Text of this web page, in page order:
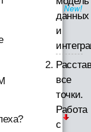
данных
и
все
точки.
Работа
с